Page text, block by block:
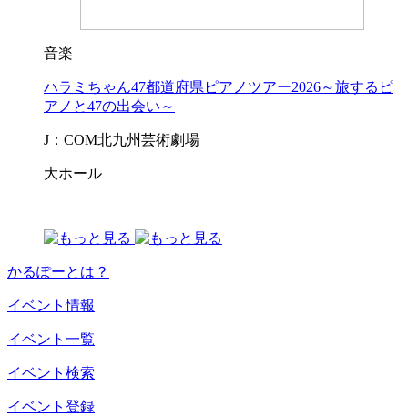
音楽
ハラミちゃん47都道府県ピアノツアー2026～旅するピ
アノと47の出会い～
J：COM北九州芸術劇場
大ホール
かるぽーとは？
イベント情報
イベント一覧
イベント検索
イベント登録